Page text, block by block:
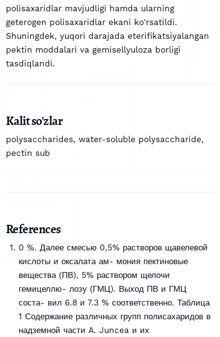
polisaxaridlar mavjudligi hamda ularning
geterogen polisaxaridlar ekani ko'rsatildi.
Shuningdek, yuqori darajada eterifikatsiyalangan
pektin moddalari va gemisellyuloza borligi
tasdiqlandi.
Kalit so'zlar
polysaccharides, water-soluble polysaccharide,
pectin sub
References
0 %. Далее смесью 0,5% растворов щавелевой
кислоты и оксалата ам- мония пектиновые
вещества (ПВ), 5% раствором щелочи
гемицеллю- лозу (ГМЦ). Выход ПВ и ГМЦ
соста- вил 6.8 и 7.3 % соответственно. Таблица
1 Содержание различных групп полисахаридов в
надземной части A. Juncea и их